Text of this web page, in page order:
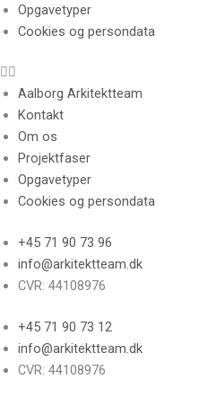
Opgavetyper
Cookies og persondata
Aalborg Arkitektteam
Kontakt
Om os
Projektfaser
Opgavetyper
Cookies og persondata
+45 71 90 73 96
info@arkitektteam.dk
CVR: 44108976
+45 71 90 73 12
info@arkitektteam.dk
CVR: 44108976